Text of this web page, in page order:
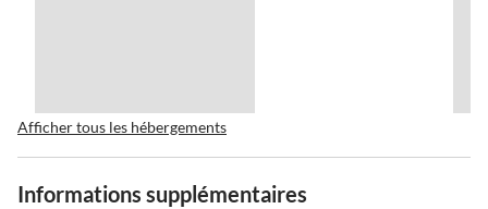
Afficher tous les hébergements
Informations supplémentaires